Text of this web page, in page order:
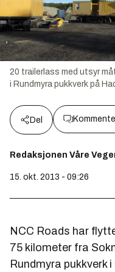
20 trailerlass med utsyr
i Rundmyra pukkverk på
Del
Redaksjonen Våre
15. okt. 2013 - 09:26
NCC Roads har
75 kilometer fra
Rundmyra pukkverk